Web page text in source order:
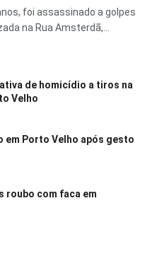
foi assassinado a golpes
na Rua Amsterdã,...
de homicídio a tiros na
Velho
em Porto Velho após gesto
roubo com faca em